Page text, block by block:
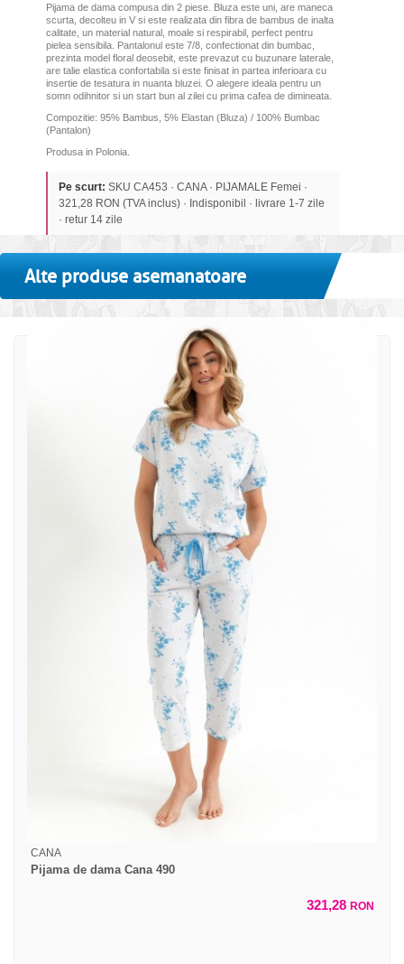
Pijama de dama compusa din 2 piese. Bluza este uni, are maneca
scurta, decolteu in V si este realizata din fibra de bambus de inalta
calitate, un material natural, moale si respirabil, perfect pentru
pielea sensibila. Pantalonul este 7/8, confectionat din bumbac,
prezinta model floral deosebit, este prevazut cu buzunare laterale,
are talie elastica confortabila si este finisat in partea inferioara cu
insertie de tesatura in nuanta bluzei. O alegere ideala pentru un
somn odihnitor si un start bun al zilei cu prima cafea de dimineata.
Compozitie: 95% Bambus, 5% Elastan (Bluza) / 100% Bumbac
(Pantalon)
Produsa in Polonia.
Pe scurt: SKU CA453 · CANA · PIJAMALE Femei ·
321,28 RON (TVA inclus) · Indisponibil · livrare 1-7 zile
· retur 14 zile
Alte produse asemanatoare
CANA
Pijama de dama Cana 490
321,28 RON